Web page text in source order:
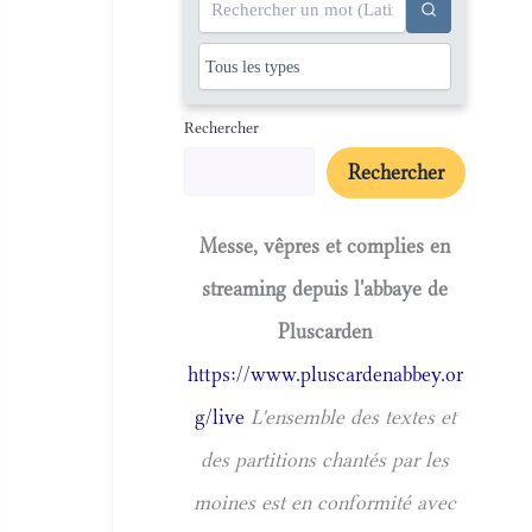
Rechercher
Rechercher
Messe, vêpres et complies en
streaming depuis l'abbaye de
Pluscarden
https://www.pluscardenabbey.or
g/live L'ensemble des textes et
des partitions chantés par les
moines est en conformité avec